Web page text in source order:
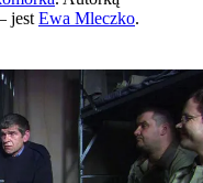
jest Ewa Mleczko.